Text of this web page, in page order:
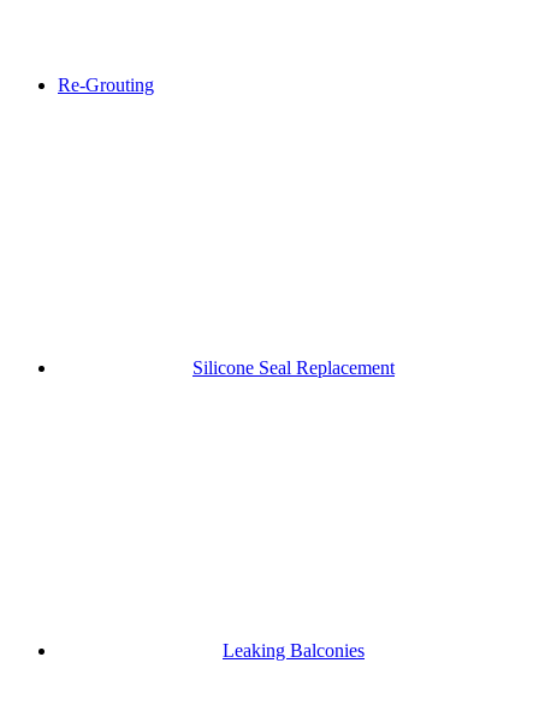
Re-Grouting
Silicone Seal Replacement
Leaking Balconies